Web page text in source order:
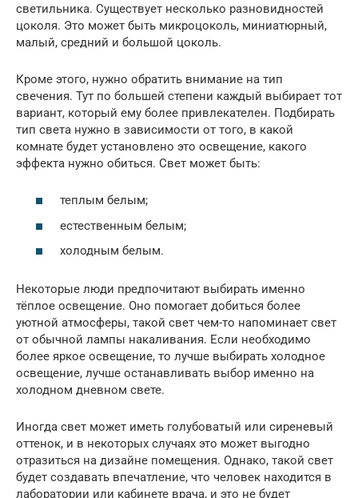
светильника. Существует несколько разновидностей
цоколя. Это может быть микроцоколь, миниатюрный,
малый, средний и большой цоколь.
Кроме этого, нужно обратить внимание на тип
свечения. Тут по большей степени каждый выбирает тот
вариант, который ему более привлекателен. Подбирать
тип света нужно в зависимости от того, в какой
комнате будет установлено это освещение, какого
эффекта нужно обиться. Свет может быть:
теплым белым;
естественным белым;
холодным белым.
Некоторые люди предпочитают выбирать именно
тёплое освещение. Оно помогает добиться более
уютной атмосферы, такой свет чем-то напоминает свет
от обычной лампы накаливания. Если необходимо
более яркое освещение, то лучше выбирать холодное
освещение, лучше останавливать выбор именно на
холодном дневном свете.
Иногда свет может иметь голубоватый или сиреневый
оттенок, и в некоторых случаях это может выгодно
отразиться на дизайне помещения. Однако, такой свет
будет создавать впечатление, что человек находится в
лаборатории или кабинете врача, и это не будет